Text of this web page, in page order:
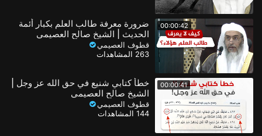
00:00:42
ضرورة معرفة طالب العلم بكبار أئمة
الحديث | الشيخ صالح العصيمي
قطوف العصيمي
263 المشاهدات
00:00:41
خطأ كتابي شنيع في حق الله عز وجل |
الشيخ صالح العصيمي
قطوف العصيمي
144 المشاهدات